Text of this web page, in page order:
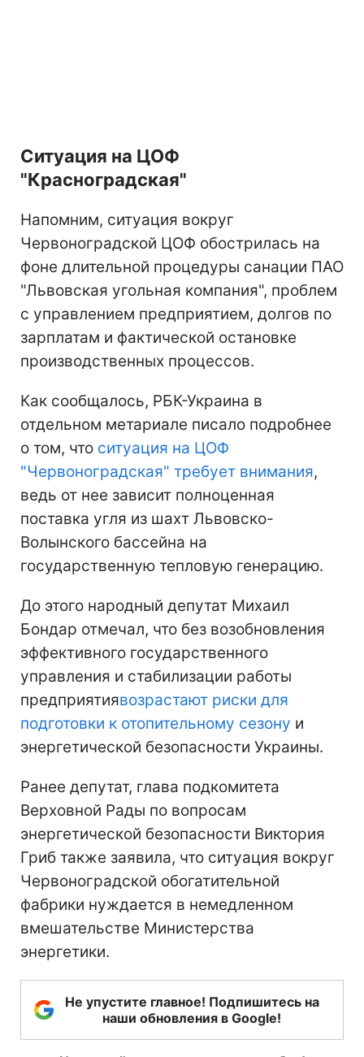
Ситуация на ЦОФ
"Красноградская"
Напомним, ситуация вокруг
Червоноградской ЦОФ обострилась на
фоне длительной процедуры санации ПАО
"Львовская угольная компания", проблем
с управлением предприятием, долгов по
зарплатам и фактической остановке
производственных процессов.
Как сообщалось, РБК-Украина в
отдельном метариале писало подробнее
о том, что ситуация на ЦОФ
"Червоноградская" требует внимания,
ведь от нее зависит полноценная
поставка угля из шахт Львовско-
Волынского бассейна на
государственную тепловую генерацию.
До этого народный депутат Михаил
Бондар отмечал, что без возобновления
эффективного государственного
управления и стабилизации работы
предприятиявозрастают риски для
подготовки к отопительному сезону и
энергетической безопасности Украины.
Ранее депутат, глава подкомитета
Верховной Рады по вопросам
энергетической безопасности Виктория
Гриб также заявила, что ситуация вокруг
Червоноградской обогатительной
фабрики нуждается в немедленном
вмешательстве Министерства
энергетики.
Не упустите главное! Подпишитесь на
наши обновления в Google!